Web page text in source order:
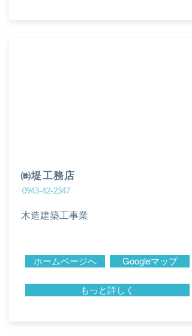
㈱堤工務店
0943-42-2347
木造建築工事業
ホームページへ Googleマップ
もっと詳しく